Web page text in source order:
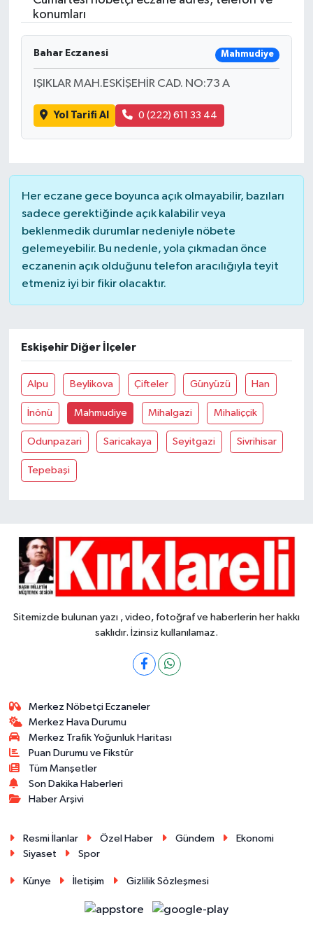
konumları
Bahar Eczanesi Mahmudiye
IŞIKLAR MAH.ESKİŞEHİR CAD. NO:73 A
Yol Tarifi Al 0 (222) 611 33 44
Her eczane gece boyunca açık olmayabilir, bazıları
sadece gerektiğinde açık kalabilir veya
beklenmedik durumlar nedeniyle nöbete
gelemeyebilir. Bu nedenle, yola çıkmadan önce
eczanenin açık olduğunu telefon aracılığıyla teyit
etmeniz iyi bir fikir olacaktır.
Eskişehir Diğer İlçeler
Alpu Beylikova Çifteler Günyüzü Han
İnönü Mahmudiye Mihalgazi Mihaliççik
Odunpazari Saricakaya Seyitgazi Sivrihisar
Tepebaşi
Sitemizde bulunan yazı , video, fotoğraf ve haberlerin her hakkı
saklıdır. İzinsiz kullanılamaz.
Merkez Nöbetçi Eczaneler
Merkez Hava Durumu
Merkez Trafik Yoğunluk Haritası
Puan Durumu ve Fikstür
Tüm Manşetler
Son Dakika Haberleri
Haber Arşivi
Resmi İlanlar Özel Haber Gündem
Ekonomi
Siyaset
Spor
Künye İletişim Gizlilik Sözleşmesi